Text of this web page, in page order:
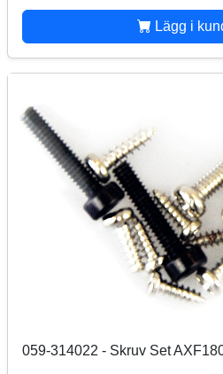
Lägg i
059-314022 - Skruv Set